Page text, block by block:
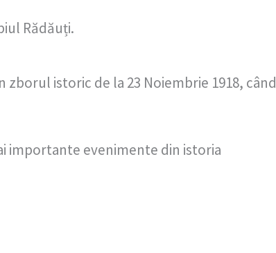
Rădăuți.
istoric de la 23 Noiembrie 1918, când
importante evenimente din istoria